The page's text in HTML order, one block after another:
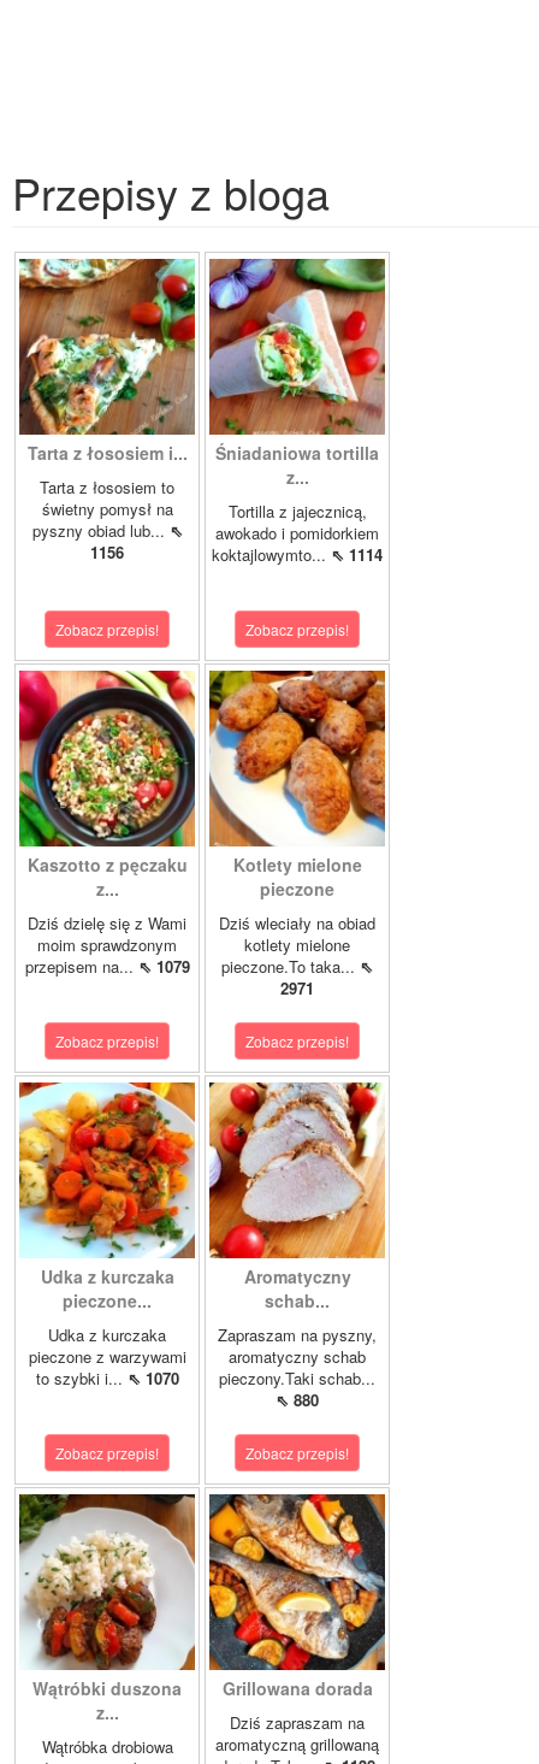
Przepisy z bloga
Tarta z łososiem i...
Tarta z łososiem to
świetny pomysł na
pyszny obiad lub... ⇖
1156
Zobacz przepis!
Śniadaniowa tortilla
z...
Tortilla z jajecznicą,
awokado i pomidorkiem
koktajlowymto... ⇖ 1114
Zobacz przepis!
Kaszotto z pęczaku
z...
Dziś dzielę się z Wami
moim sprawdzonym
przepisem na... ⇖ 1079
Zobacz przepis!
Kotlety mielone
pieczone
Dziś wleciały na obiad
kotlety mielone
pieczone.To taka... ⇖
2971
Zobacz przepis!
Udka z kurczaka
pieczone...
Udka z kurczaka
pieczone z warzywami
to szybki i... ⇖ 1070
Zobacz przepis!
Aromatyczny
schab...
Zapraszam na pyszny,
aromatyczny schab
pieczony.Taki schab...
⇖ 880
Zobacz przepis!
Wątróbki duszona
z...
Wątróbka drobiowa
Grillowana dorada
Dziś zapraszam na
aromatyczną grillowaną